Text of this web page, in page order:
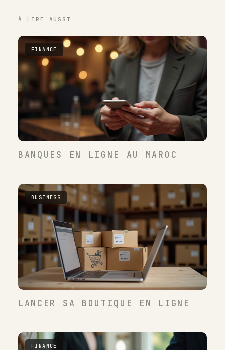
À LIRE AUSSI
FINANCE
BANQUES EN LIGNE AU MAROC
BUSINESS
LANCER SA BOUTIQUE EN LIGNE
FINANCE